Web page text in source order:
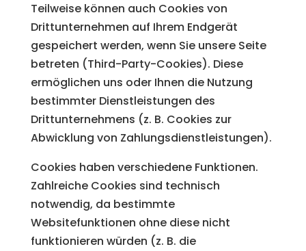
Teilweise können auch Cookies von
Drittunternehmen auf Ihrem Endgerät
gespeichert werden, wenn Sie unsere Seite
betreten (Third-Party-Cookies). Diese
ermöglichen uns oder Ihnen die Nutzung
bestimmter Dienstleistungen des
Drittunternehmens (z. B. Cookies zur
Abwicklung von Zahlungsdienstleistungen).
Cookies haben verschiedene Funktionen.
Zahlreiche Cookies sind technisch
notwendig, da bestimmte
Websitefunktionen ohne diese nicht
funktionieren würden (z. B. die